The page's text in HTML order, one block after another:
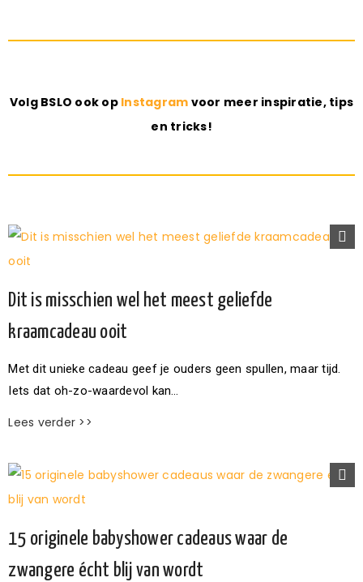
Volg BSLO ook op Instagram voor meer inspiratie, tips
en tricks!
Dit is misschien wel het meest geliefde
kraamcadeau ooit
Met dit unieke cadeau geef je ouders geen spullen, maar tijd.
Iets dat oh-zo-waardevol kan…
Lees verder >>
15 originele babyshower cadeaus waar de
zwangere écht blij van wordt